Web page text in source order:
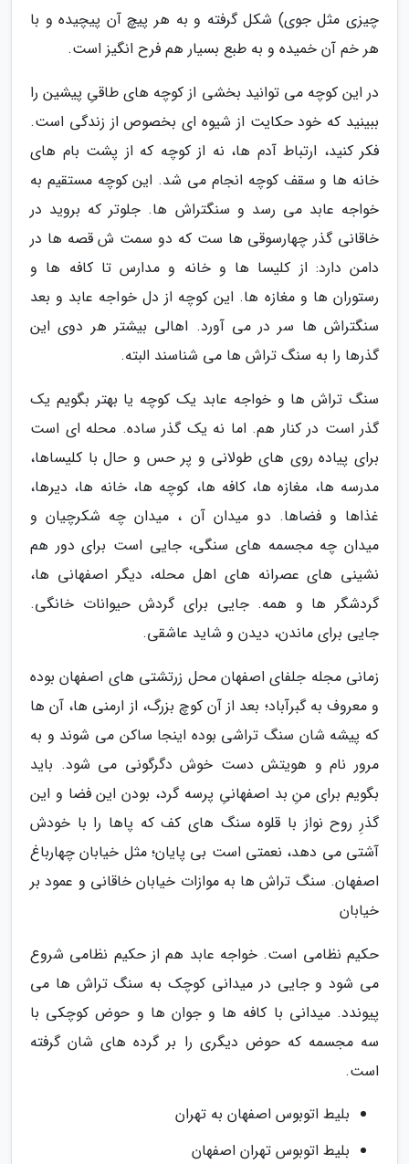
چیزی مثل جوی) شکل گرفته و به هر پیچ آن پیچیده و با
هر خم آن خمیده و به طبع بسیار هم فرح انگیز است.
در این کوچه می توانید بخشی از کوچه های طاقیِ پیشین را
ببینید که خود حکایت از شیوه ای بخصوص از زندگی است.
فکر کنید، ارتباط آدم ها، نه از کوچه که از پشت بام های
خانه ها و سقف کوچه انجام می شد. این کوچه مستقیم به
خواجه عابد می رسد و سنگتراش ها. جلوتر که بروید در
خاقانی گذر چهارسوقی ها ست که دو سمت ش قصه ها در
دامن دارد: از کلیسا ها و خانه و مدارس تا کافه ها و
رستوران ها و مغازه ها. این کوچه از دل خواجه عابد و بعد
سنگتراش ها سر در می آورد. اهالی بیشتر هر دوی این
گذرها را به سنگ تراش ها می شناسند البته.
سنگ تراش ها و خواجه عابد یک کوچه یا بهتر بگویم یک
گذر است در کنار هم. اما نه یک گذر ساده. محله ای است
برای پیاده روی های طولانی و پر حس و حال با کلیساها،
مدرسه ها، مغازه ها، کافه ها، کوچه ها، خانه ها، دیرها،
غذاها و فضاها. دو میدان آن ، میدان چه شکرچیان و
میدان چه مجسمه های سنگی، جایی است برای دور هم
نشینی های عصرانه های اهل محله، دیگر اصفهانی ها،
گردشگر ها و همه. جایی برای گردش حیوانات خانگی.
جایی برای ماندن، دیدن و شاید عاشقی.
زمانی مجله جلفای اصفهان محل زرتشتی های اصفهان بوده
و معروف به گبرآباد؛ بعد از آن کوچ بزرگ، از ارمنی ها، آن ها
که پیشه شان سنگ تراشی بوده اینجا ساکن می شوند و به
مرور نام و هویتش دست خوش دگرگونی می شود. باید
بگویم برای منِ بد اصفهانیِ پرسه گرد، بودن این فضا و این
گذرِ روح نواز با قلوه سنگ های کف که پاها را با خودش
آشتی می دهد، نعمتی است بی پایان؛ مثل خیابان چهارباغ
اصفهان. سنگ تراش ها به موازات خیابان خاقانی و عمود بر
خیابان
حکیم نظامی است. خواجه عابد هم از حکیم نظامی شروع
می شود و جایی در میدانی کوچک به سنگ تراش ها می
پیوندد. میدانی با کافه ها و جوان ها و حوض کوچکی با
سه مجسمه که حوض دیگری را بر گرده های شان گرفته
است.
بلیط اتوبوس اصفهان به تهران
بلیط اتوبوس تهران اصفهان